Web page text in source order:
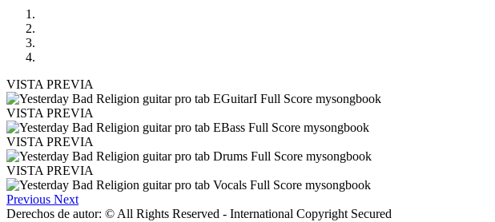
VISTA PREVIA
VISTA PREVIA
VISTA PREVIA
VISTA PREVIA
Previous Next
Derechos de autor: © All Rights Reserved - International Copyright Secured